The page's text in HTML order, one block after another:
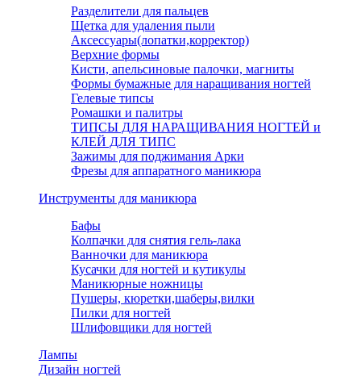
Разделители для пальцев
Щетка для удаления пыли
Аксессуары(лопатки,корректор)
Верхние формы
Кисти, апельсиновые палочки, магниты
Формы бумажные для наращивания ногтей
Гелевые типсы
Ромашки и палитры
ТИПСЫ ДЛЯ НАРАЩИВАНИЯ НОГТЕЙ и
КЛЕЙ ДЛЯ ТИПС
Зажимы для поджимания Арки
Фрезы для аппаратного маникюра
Инструменты для маникюра
Бафы
Колпачки для снятия гель-лака
Ванночки для маникюра
Кусачки для ногтей и кутикулы
Маникюрные ножницы
Пушеры, кюретки,шаберы,вилки
Пилки для ногтей
Шлифовщики для ногтей
Лампы
Дизайн ногтей